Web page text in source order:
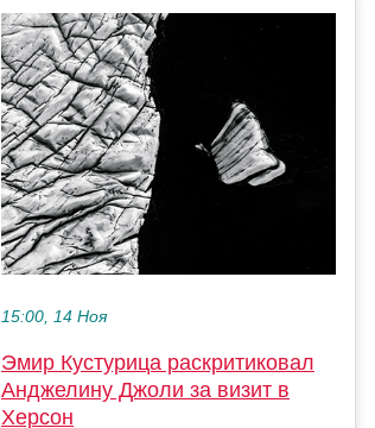
15:00, 14 Ноя
Эмир Кустурица раскритиковал
Анджелину Джоли за визит в
Херсон